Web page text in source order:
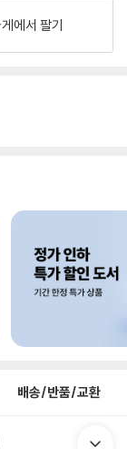
에서 팔기
배송/반품/교환